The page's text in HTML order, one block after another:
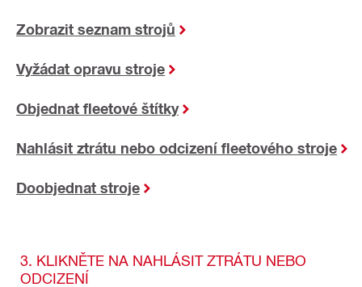
Zobrazit seznam strojů
Vyžádat opravu stroje
Objednat fleetové štítky
Nahlásit ztrátu nebo odcizení fleetového stroje
Doobjednat stroje
3. KLIKNĚTE NA NAHLÁSIT ZTRÁTU NEBO
ODCIZENÍ